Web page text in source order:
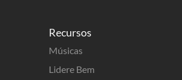
Recursos
Músicas
Lidere Bem